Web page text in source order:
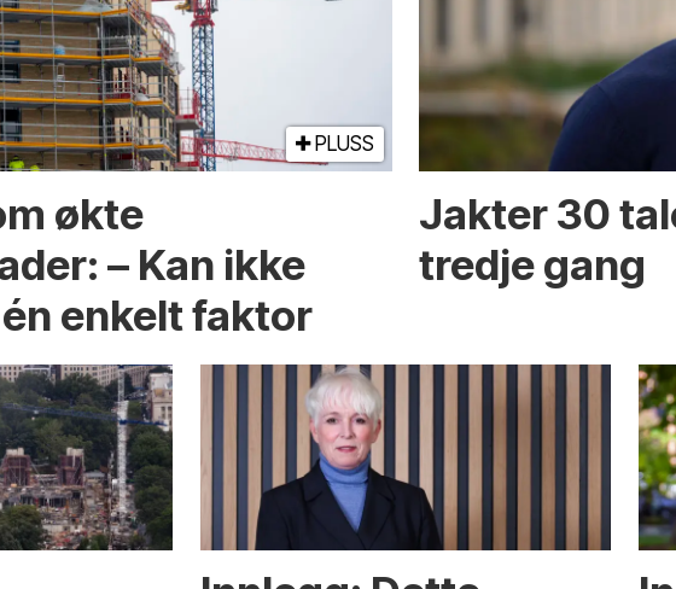
PLUSS
økte
– Kan ikke
enkelt faktor
Jakter 30
tredje gang